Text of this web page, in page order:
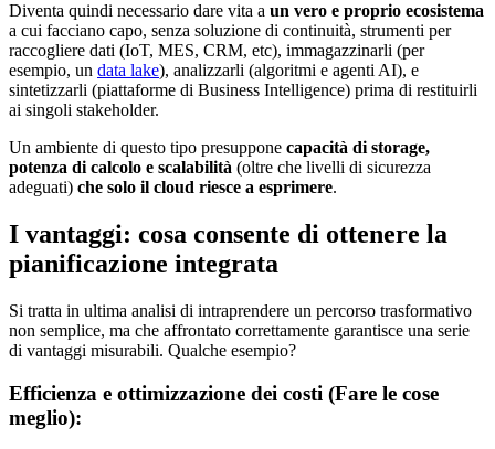
Diventa quindi necessario dare vita a un vero e proprio ecosistema
a cui facciano capo, senza soluzione di continuità, strumenti per
raccogliere dati (IoT, MES, CRM, etc), immagazzinarli (per
esempio, un data lake), analizzarli (algoritmi e agenti AI), e
sintetizzarli (piattaforme di Business Intelligence) prima di restituirli
ai singoli stakeholder.
Un ambiente di questo tipo presuppone capacità di storage,
potenza di calcolo e scalabilità (oltre che livelli di sicurezza
adeguati) che solo il cloud riesce a esprimere.
I vantaggi: cosa consente di ottenere la
pianificazione integrata
Si tratta in ultima analisi di intraprendere un percorso trasformativo
non semplice, ma che affrontato correttamente garantisce una serie
di vantaggi misurabili. Qualche esempio?
Efficienza e ottimizzazione dei costi (Fare le cose
meglio):